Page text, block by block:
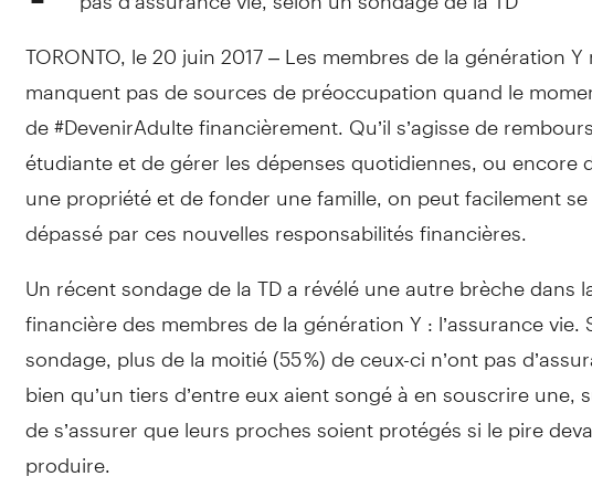
TORONTO, le 20 juin 2017 – Les membres de la génération Y
manquent pas de sources de préoccupation quand le
de #DevenirAdulte financièrement. Qu’il s’agisse de
étudiante et de gérer les dépenses quotidiennes, ou encore
une propriété et de fonder une famille, on peut facilement
dépassé par ces nouvelles responsabilités financières.
Un récent sondage de la TD a révélé une autre brèche dans
financière des membres de la génération Y : l’assurance vie.
sondage, plus de la moitié (55 %) de ceux-ci n’ont pas
bien qu’un tiers d’entre eux aient songé à en souscrire une,
de s’assurer que leurs proches soient protégés si le pire
produire.